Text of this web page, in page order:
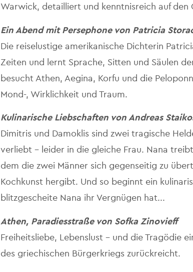
Warwick, detailliert und kenntnisreich auf den
Ein Abend mit Persephone von Patricia
Die reiselustige amerikanische Dichterin
Zeiten und lernt Sprache, Sitten und Säulen
besucht Athen, Aegina, Korfu und die
Mond-, Wirklichkeit und Traum.
Kulinarische Liebschaften von Andreas
Dimitris und Damoklis sind zwei tragische
verliebt - leider in die gleiche Frau. Nana
dem die zwei Männer sich gegenseitig zu
Kochkunst hergibt. Und so beginnt ein
blitzgescheite Nana ihr Vergnügen hat...
Athen, Paradiesstraße von Sofka Zinovieff
Freiheitsliebe, Lebenslust – und die Tragödie
des griechischen Bürgerkriegs zurückreicht.